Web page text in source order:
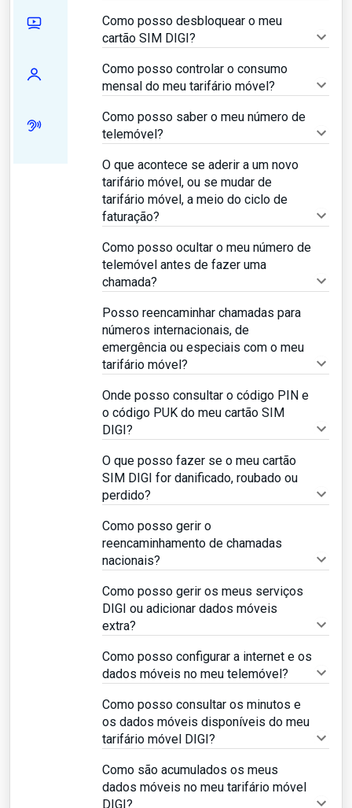
Como posso desbloquear o meu
cartão SIM DIGI?
Como posso controlar o consumo
mensal do meu tarifário móvel?
Como posso saber o meu número de
telemóvel?
O que acontece se aderir a um novo
tarifário móvel, ou se mudar de
tarifário móvel, a meio do ciclo de
faturação?
Como posso ocultar o meu número de
telemóvel antes de fazer uma
chamada?
Posso reencaminhar chamadas para
números internacionais, de
emergência ou especiais com o meu
tarifário móvel?
Onde posso consultar o código PIN e
o código PUK do meu cartão SIM
DIGI?
O que posso fazer se o meu cartão
SIM DIGI for danificado, roubado ou
perdido?
Como posso gerir o
reencaminhamento de chamadas
nacionais?
Como posso gerir os meus serviços
DIGI ou adicionar dados móveis
extra?
Como posso configurar a internet e os
dados móveis no meu telemóvel?
Como posso consultar os minutos e
os dados móveis disponíveis do meu
tarifário móvel DIGI?
Como são acumulados os meus
dados móveis no meu tarifário móvel
DIGI?